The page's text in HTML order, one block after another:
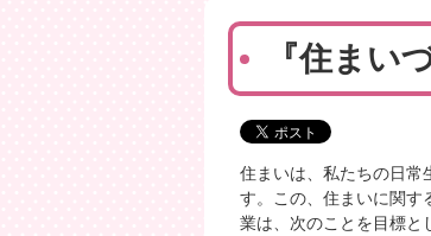
『住まい
住まいは、私たちの日常
す。この、住まいに関す
業は、次のことを目標と